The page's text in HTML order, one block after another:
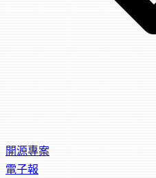
開源專案
電子報